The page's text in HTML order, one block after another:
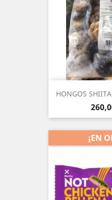
HONGOS
¡EN